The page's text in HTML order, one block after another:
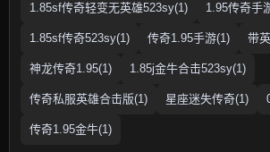
1.85sf传奇轻变无英雄523sy(1) 1.95传奇手
1.85sf传奇523sy(1) 传奇1.95手游(1) 带
神龙传奇1.95(1) 1.85j金牛合击523sy(1)
传奇私服英雄合击版(1) 星座迷失传奇(1)
传奇1.95金牛(1)